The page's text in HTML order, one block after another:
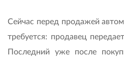
Сейчас перед продажей
требуется: продавец
Последний уже после